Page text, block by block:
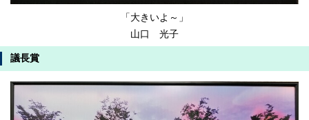
「大きいよ～」
山口 光子
議長賞